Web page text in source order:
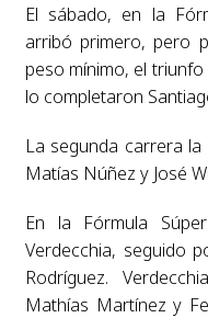
El sábado, en la
arribó primero, pero
peso mínimo, el
lo completaron
La segunda carrera
Matías Núñez y José
En la Fórmula
Verdecchia, seguido
Rodríguez.
Mathías Martínez y